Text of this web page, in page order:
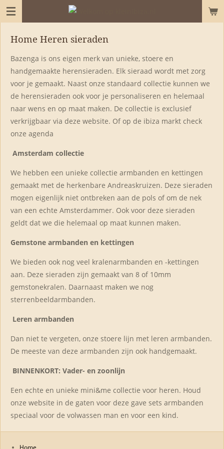
Ga
direct
naar
hoofdinhoud
Home Heren sieraden
Bazenga is ons eigen merk van unieke, stoere en
handgemaakte herensieraden. Elk sieraad wordt met zorg
voor je gemaakt. Naast onze standaard collectie kunnen we
de herensieraden ook voor je personaliseren en helemaal
naar wens en op maat maken. De collectie is exclusief
verkrijgbaar via deze website. Of op de ibiza markt check
onze agenda
Amsterdam collectie
We hebben een unieke collectie armbanden en kettingen
gemaakt met de herkenbare Andreaskruizen. Deze sieraden
mogen eigenlijk niet ontbreken aan de pols of om de nek
van een echte Amsterdammer. Ook voor deze sieraden
geldt dat we die helemaal op maat kunnen maken.
Gemstone armbanden en kettingen
We bieden ook nog veel kralenarmbanden en -kettingen
aan. Deze sieraden zijn gemaakt van 8 of 10mm
gemstonekralen. Daarnaast maken we nog
sterrenbeeldarmbanden.
Leren armbanden
Dan niet te vergeten, onze stoere lijn met leren armbanden.
De meeste van deze armbanden zijn ook handgemaakt.
BINNENKORT: Vader- en zoonlijn
Een echte en unieke mini&me collectie voor heren. Houd
onze website in de gaten voor deze gave sets armbanden
speciaal voor de volwassen man en voor een kind.
Home